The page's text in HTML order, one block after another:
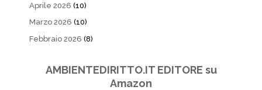
Aprile 2026 (10)
Marzo 2026 (10)
Febbraio 2026 (8)
AMBIENTEDIRITTO.IT EDITORE su
Amazon